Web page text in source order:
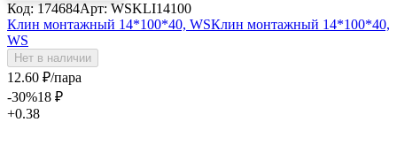
Код: 174684Арт: WSKLI14100
Клин монтажный 14*100*40, WSКлин монтажный 14*100*40,
WS
Нет в наличии
12.60 ₽/пара
-30%18 ₽
+0.38